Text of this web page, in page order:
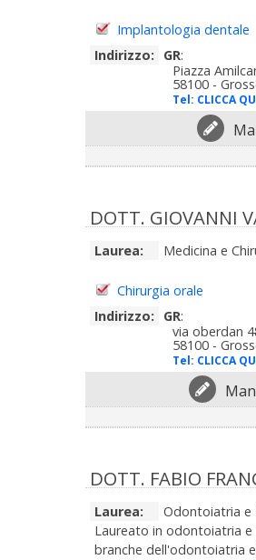
Implantologia dentale
Indirizzo:
GR:
Piazza
58100 -
Tel: CLICCA
DOTT. GIOVANNI
Laurea: Medicina e
Chirurgia orale
Indirizzo:
GR:
via oberdan
58100 -
Tel: CLICCA
DOTT. FABIO
Laurea:
Odontoiatria e
Laureato in odontoiatria e
branche dell'odontoiatria